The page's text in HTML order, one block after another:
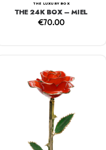
THE LUXURY BOX
THE 24K BOX – MIEL
€70.00